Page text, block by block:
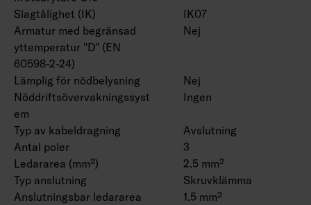
Slagtålighet (IK)
IK07
Armatur med begränsad
yttemperatur "D" (EN
60598-2-24)
Nej
Lämplig för nödbelysning
Nej
Nöddriftsövervakningssyst
em
Ingen
Typ av kabeldragning
Avslutning
Antal poler
3
Ledararea (mm²)
2.5 mm²
Typ anslutning
Skruvklämma
Anslutningsbar ledararea
1.5 mm²